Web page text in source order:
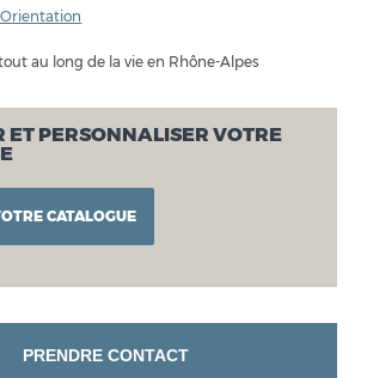
au long de la vie en Rhône-Alpes
ET PERSONNALISER VOTRE
CATALOGUE
PRENDRE CONTACT